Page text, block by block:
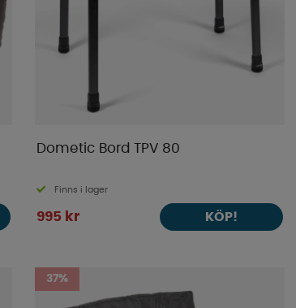
Dometic Bord TPV 80
Finns i lager
995 kr KÖP!
37%